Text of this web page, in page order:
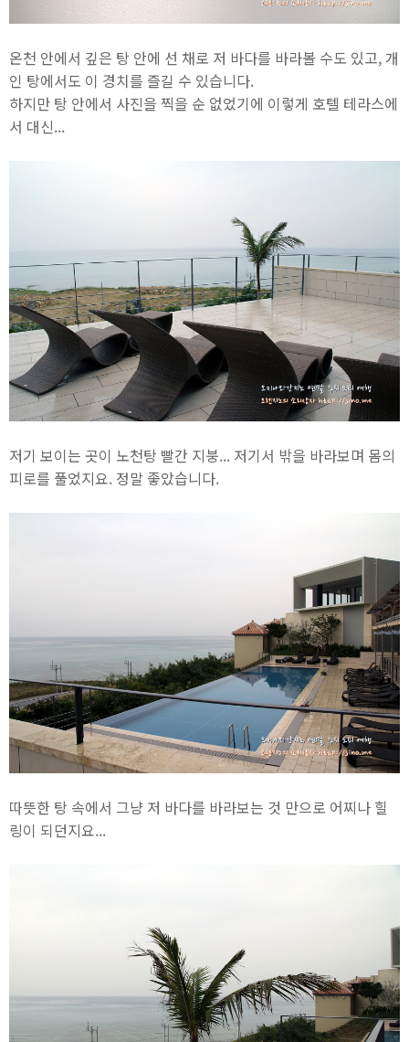
온천 안에서 깊은 탕 안에 선 채로 저 바다를 바라볼 수도 있고, 개
인 탕에서도 이 경치를 즐길 수 있습니다.
하지만 탕 안에서 사진을 찍을 순 없었기에 이렇게 호텔 테라스에
서 대신...
저기 보이는 곳이 노천탕 빨간 지붕... 저기서 밖을 바라보며 몸의
피로를 풀었지요. 정말 좋았습니다.
따뜻한 탕 속에서 그냥 저 바다를 바라보는 것 만으로 어찌나 힐
링이 되던지요...